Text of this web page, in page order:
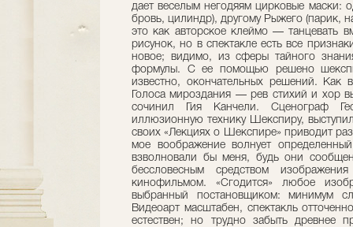
дает веселым негодяям цирковые маски:
бровь, цилиндр), другому Рыжего (парик,
это как авторское клеймо — танцевать
рисунок, но в спектакле есть все
новое; видимо, из сферы тайного
формулы. С ее помощью решено
известно, окончательных решений. Как
Голоса мироздания — рев стихий и хор
сочинил Гия Канчели. Сценограф
иллюзионную технику Шекспиру,
своих «Лекциях о Шекспире» приводит
мое воображение волнует
взволновали бы меня, будь они
бессловесным средством
кинофильмом. «Сгодится» любое
выбранный постановщиком: минимум
Видеоарт масштабен, спектакль
естествен; но трудно забыть древнее